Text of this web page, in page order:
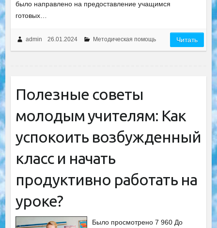
было направлено на предоставление учащимся
готовых…
admin 26.01.2024 Методическая помощь Читать
Полезные советы
молодым учителям: Как
успокоить возбужденный
класс и начать
продуктивно работать на
уроке?
Было просмотрено 7 960 До